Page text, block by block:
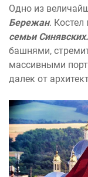
Одно из
Бережан. Костел
семьи Синявских.
башнями,
массивными
далек от